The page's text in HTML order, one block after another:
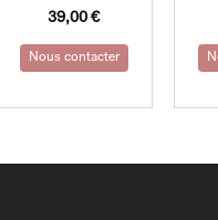
39,00€
Nous contacter